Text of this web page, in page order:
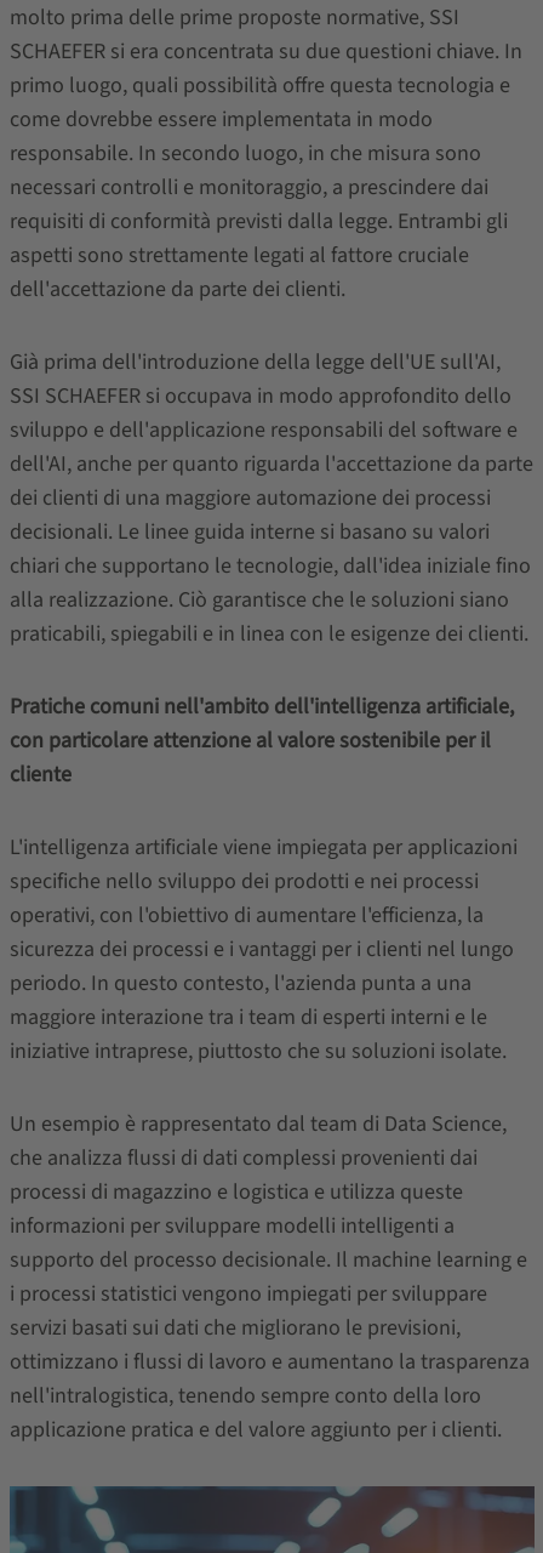
molto prima delle prime proposte normative, SSI
SCHAEFER si era concentrata su due questioni chiave. In
primo luogo, quali possibilità offre questa tecnologia e
come dovrebbe essere implementata in modo
responsabile. In secondo luogo, in che misura sono
necessari controlli e monitoraggio, a prescindere dai
requisiti di conformità previsti dalla legge. Entrambi gli
aspetti sono strettamente legati al fattore cruciale
dell'accettazione da parte dei clienti.
Già prima dell'introduzione della legge dell'UE sull'AI,
SSI SCHAEFER si occupava in modo approfondito dello
sviluppo e dell'applicazione responsabili del software e
dell'AI, anche per quanto riguarda l'accettazione da parte
dei clienti di una maggiore automazione dei processi
decisionali. Le linee guida interne si basano su valori
chiari che supportano le tecnologie, dall'idea iniziale fino
alla realizzazione. Ciò garantisce che le soluzioni siano
praticabili, spiegabili e in linea con le esigenze dei clienti.
Pratiche comuni nell'ambito dell'intelligenza artificiale,
con particolare attenzione al valore sostenibile per il
cliente
L'intelligenza artificiale viene impiegata per applicazioni
specifiche nello sviluppo dei prodotti e nei processi
operativi, con l'obiettivo di aumentare l'efficienza, la
sicurezza dei processi e i vantaggi per i clienti nel lungo
periodo. In questo contesto, l'azienda punta a una
maggiore interazione tra i team di esperti interni e le
iniziative intraprese, piuttosto che su soluzioni isolate.
Un esempio è rappresentato dal team di Data Science,
che analizza flussi di dati complessi provenienti dai
processi di magazzino e logistica e utilizza queste
informazioni per sviluppare modelli intelligenti a
supporto del processo decisionale. Il machine learning e
i processi statistici vengono impiegati per sviluppare
servizi basati sui dati che migliorano le previsioni,
ottimizzano i flussi di lavoro e aumentano la trasparenza
nell'intralogistica, tenendo sempre conto della loro
applicazione pratica e del valore aggiunto per i clienti.